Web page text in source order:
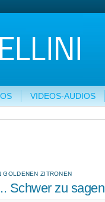
VIDEOS-AUDIOS
GOLDENEN ZITRONEN
Schwer zu sagen